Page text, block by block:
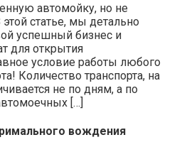
автомойку, но не
этой статье, мы детально
успешный бизнес и
для открытия
условие работы любого
Количество транспорта, на
не по дням, а по
[…]
вождения